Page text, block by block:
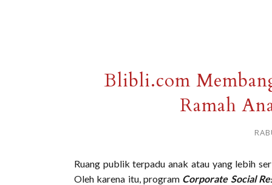
Blibli.com
Ramah
Ruang publik terpadu anak atau yang lebih
Oleh karena itu, program Corporate Social